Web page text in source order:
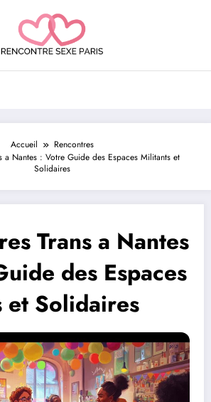
Accueil
Rencontres
a Nantes : Votre Guide des Espaces Militants et
Solidaires
Trans a Nantes
des Espaces
et Solidaires